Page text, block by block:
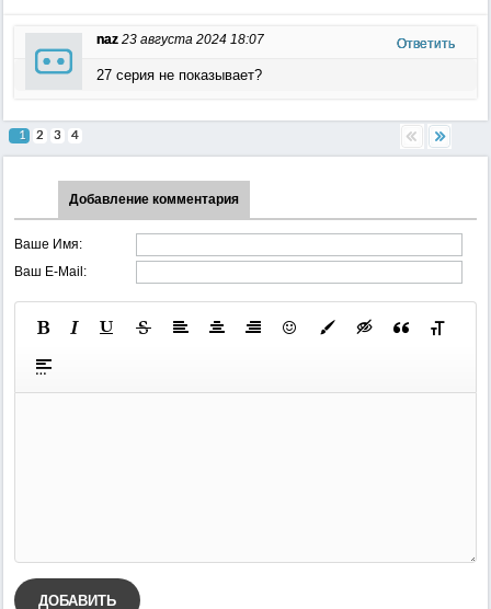
naz 23 августа 2024 18:07 Ответить
27 серия не показывает?
1 2 3 4
Добавление комментария
Ваше Имя:
Ваш E-Mail:
ДОБАВИТЬ